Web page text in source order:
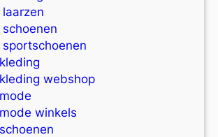
webshop
winkels